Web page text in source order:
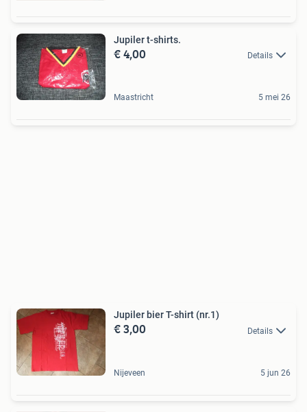
Jupiler t-shirts.
€ 4,00 Details
Maastricht 5 mei 26
Jupiler bier T-shirt (nr.1)
€ 3,00 Details
Nijeveen 5 jun 26